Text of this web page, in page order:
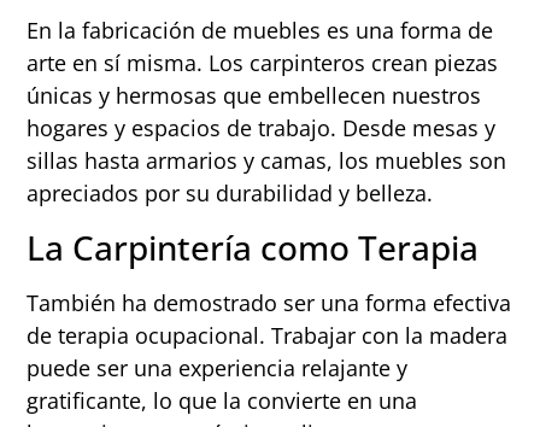
En la fabricación de muebles es una forma de
arte en sí misma. Los carpinteros crean piezas
únicas y hermosas que embellecen nuestros
hogares y espacios de trabajo. Desde mesas y
sillas hasta armarios y camas, los muebles son
apreciados por su durabilidad y belleza.
La Carpintería como Terapia
También ha demostrado ser una forma efectiva
de terapia ocupacional. Trabajar con la madera
puede ser una experiencia relajante y
gratificante, lo que la convierte en una